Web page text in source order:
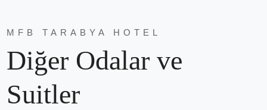
MFB TARABYA HOTEL
Diğer Odalar ve
Suitler